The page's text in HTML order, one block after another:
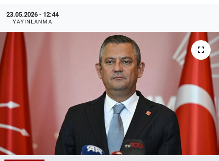
23.05.2026 - 12:44
YAYINLANMA
Yazarlar
Medya
Erişim Bilgileri
Teknoloji